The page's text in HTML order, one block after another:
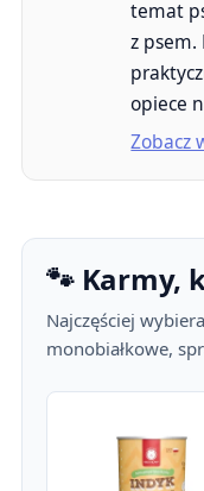
temat
z psem.
opiece
Zobacz
🐾 Karmy,
Najczęściej
monobiałkowe,